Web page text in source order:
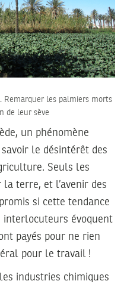
Remarquer les palmiers morts
de leur sève
un phénomène
le désintérêt des
Seuls les
terre, et l’avenir des
si cette tendance
interlocuteurs évoquent
payés pour ne rien
pour le travail !
industries chimiques